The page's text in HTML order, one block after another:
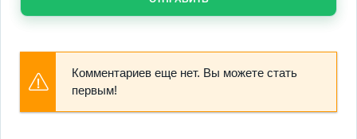
Комментариев еще нет. Вы можете стать
первым!